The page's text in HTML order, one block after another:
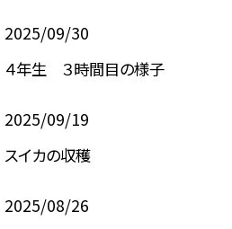
2025/09/30
４年生 ３時間目の様子
2025/09/19
スイカの収穫
2025/08/26